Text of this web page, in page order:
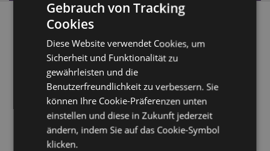
Produktbeschreibung
Unicorn Magic Einhorn 3D Taschen-Charm
Schlüsselanhänger
Material:PVC, Metall (Edelstahl)
Produkttressourcen:
Möchten Sie mehr über den Einkauf bei Puckator
erfahren?
Gebrauch von Tracking
Cookies
Diese Website verwendet Cookies, um
Sicherheit und Funktionalität zu
gewährleisten und die
Benutzerfreundlichkeit zu verbessern. Sie
können Ihre Cookie-Präferenzen unten
einstellen und diese in Zukunft jederzeit
ändern, indem Sie auf das Cookie-Symbol
klicken.